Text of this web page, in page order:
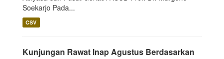
Soekarjo Pada...
CSV
Kunjungan Rawat Inap Agustus Berdasarkan